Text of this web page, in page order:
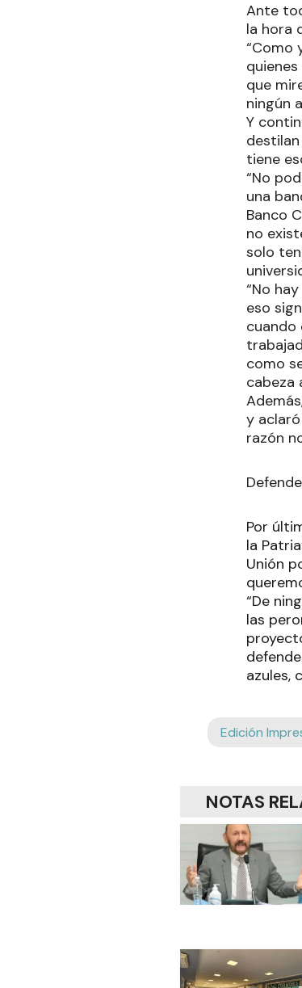
Ante
la hora
“Como
que
ningún
Y
tiene
“No
una
Banco
no
solo
“No
eso
cuando
como
cabeza
y
razón
Por
la
Unión
“De
las
azules,
Edición
NOTAS